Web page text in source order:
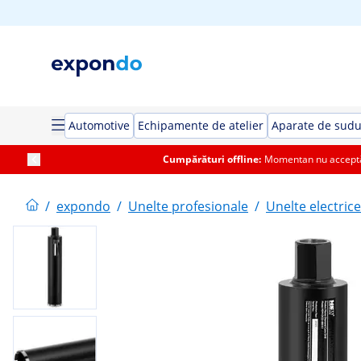
Automotive Echipamente de atelier Aparate de
Cumpărături offline: Momentan nu
/ expondo / Unelte profesionale / Unelte electrice